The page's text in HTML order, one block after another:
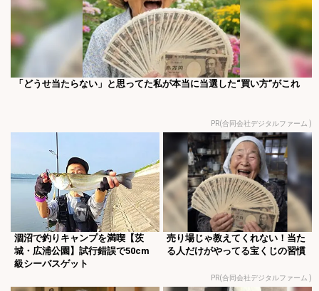
「どうせ当たらない」と思ってた私が本当に当選した“買い方”がこれ
PR(合同会社デジタルファーム )
涸沼で釣りキャンプを満喫【茨
城・広浦公園】試行錯誤で50cm
級シーバスゲット
売り場じゃ教えてくれない！当た
る人だけがやってる宝くじの習慣
PR(合同会社デジタルファーム )